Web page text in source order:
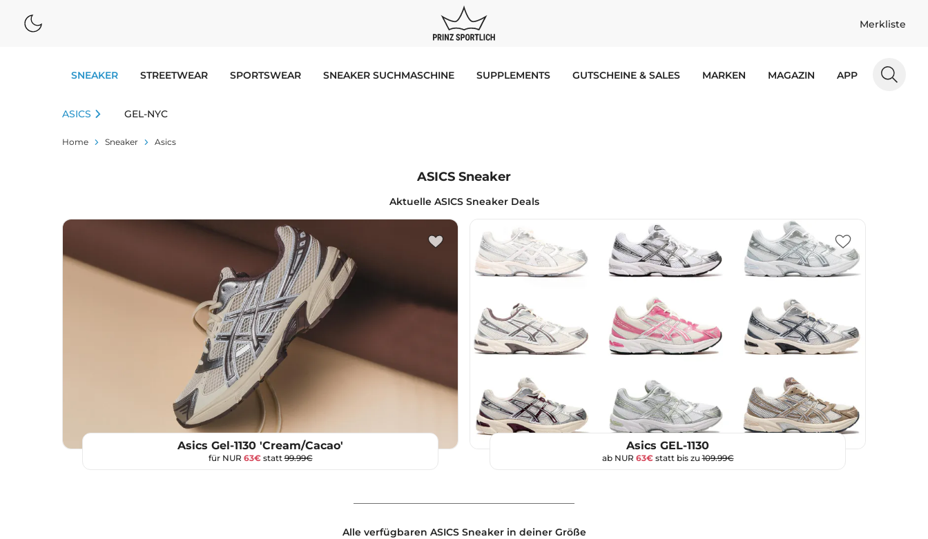
Merkliste
SNEAKER STREETWEAR SPORTSWEAR SNEAKER SUCHMASCHINE SUPPLEMENTS GUTSCHEINE & SALES MARKEN MAGAZIN APP
ASICS GEL-NYC
Home Sneaker Asics
ASICS Sneaker
Aktuelle ASICS Sneaker Deals
Asics Gel-1130 'Cream/Cacao'
für NUR 63€statt99.99€
Asics GEL-1130
ab NUR 63€statt bis zu109.99€
Alle verfügbaren ASICS Sneaker in deiner Größe